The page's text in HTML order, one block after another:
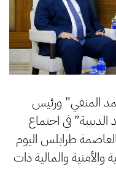
المنفي” ورئيس
في اجتماع
طرابلس اليوم
والأمنية والمالية ذات